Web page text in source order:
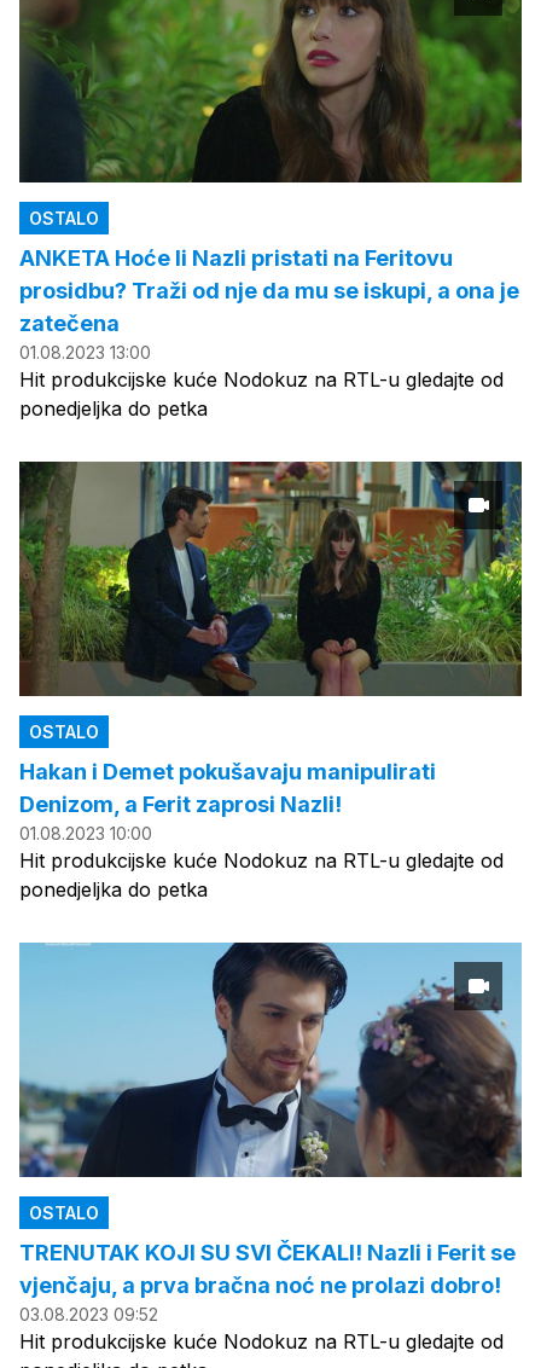
OSTALO
ANKETA Hoće li Nazli pristati na Feritovu
prosidbu? Traži od nje da mu se iskupi, a ona je
zatečena
01.08.2023 13:00
Hit produkcijske kuće Nodokuz na RTL-u gledajte od
ponedjeljka do petka
OSTALO
Hakan i Demet pokušavaju manipulirati
Denizom, a Ferit zaprosi Nazli!
01.08.2023 10:00
Hit produkcijske kuće Nodokuz na RTL-u gledajte od
ponedjeljka do petka
OSTALO
TRENUTAK KOJI SU SVI ČEKALI! Nazli i Ferit se
vjenčaju, a prva bračna noć ne prolazi dobro!
03.08.2023 09:52
Hit produkcijske kuće Nodokuz na RTL-u gledajte od